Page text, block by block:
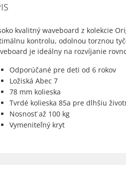
kvalitný waveboard z kolekcie
kontrolu, odolnou torznou
je ideálny na rozvíjanie
Odporúčané pre deti od 6 rokov
Ložiská Abec 7
78 mm kolieska
Tvrdé kolieska 85a pre dlhšiu
Nosnosť až 100 kg
Vymeniteľný kryt